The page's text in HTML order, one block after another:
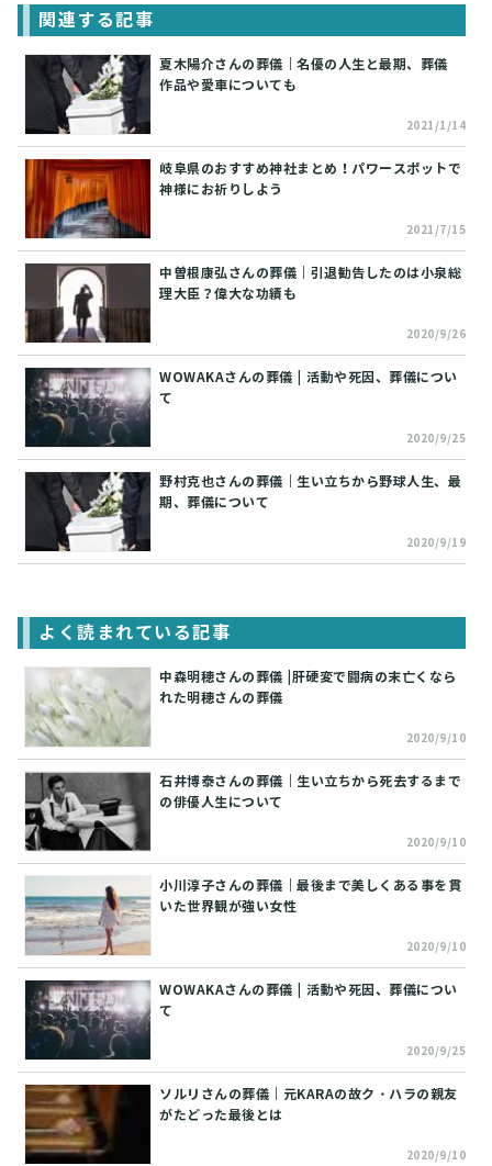
関連する記事
夏木陽介さんの葬儀｜名優の人生と最期、葬儀
作品や愛車についても
2021/1/14
岐阜県のおすすめ神社まとめ！パワースポットで
神様にお祈りしよう
2021/7/15
中曽根康弘さんの葬儀｜引退勧告したのは小泉総
理大臣？偉大な功績も
2020/9/26
WOWAKAさんの葬儀 | 活動や死因、葬儀につい
て
2020/9/25
野村克也さんの葬儀｜生い立ちから野球人生、最
期、葬儀について
2020/9/19
よく読まれている記事
中森明穂さんの葬儀 |肝硬変で闘病の末亡くなら
れた明穂さんの葬儀
2020/9/10
石井博泰さんの葬儀｜生い立ちから死去するまで
の俳優人生について
2020/9/10
小川淳子さんの葬儀｜最後まで美しくある事を貫
いた世界観が強い女性
2020/9/10
WOWAKAさんの葬儀 | 活動や死因、葬儀につい
て
2020/9/25
ソルリさんの葬儀｜元KARAの故ク・ハラの親友
がたどった最後とは
2020/9/10